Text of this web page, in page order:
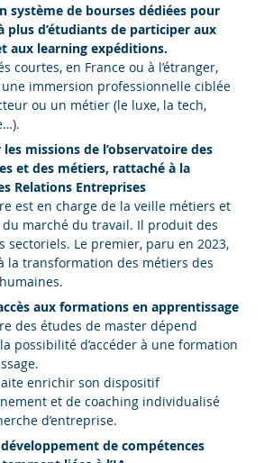
système de bourses dédiées pour
plus d’étudiants de participer aux
aux learning expéditions.
courtes, en France ou à l’étranger,
immersion professionnelle ciblée
ou un métier (le luxe, la tech,
missions de l’observatoire des
et des métiers, rattaché à la
Relations Entreprises
est en charge de la veille métiers et
du marché du travail. Il produit des
sectoriels. Le premier, paru en 2023,
la transformation des métiers des
aux formations en apprentissage
des études de master dépend
possibilité d’accéder à une formation
enrichir son dispositif
et de coaching individualisé
d’entreprise.
de compétences